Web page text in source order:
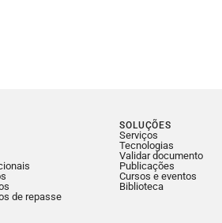
de repasse
SOLUÇÕES
Serviços
Tecnologias
Validar documento
Publicações
Cursos e eventos
Biblioteca